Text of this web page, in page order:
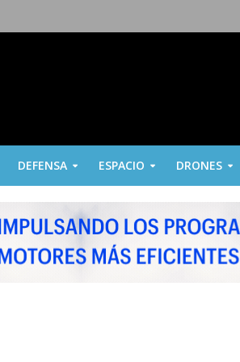
DEFENSA ESPACIO DRONES